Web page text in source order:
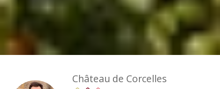
Château de Corcelles